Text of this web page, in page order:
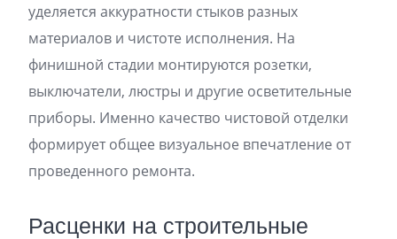
уделяется аккуратности стыков разных
материалов и чистоте исполнения. На
финишной стадии монтируются розетки,
выключатели, люстры и другие осветительные
приборы. Именно качество чистовой отделки
формирует общее визуальное впечатление от
проведенного ремонта.
Расценки на строительные